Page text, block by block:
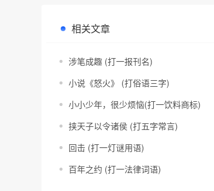
相关文章
涉笔成趣 (打一报刊名)
小说《怒火》 (打俗语三字)
小小少年，很少烦恼(打一饮料商标)
挟天子以令诸侯 (打五字常言)
回击 (打一灯谜用语)
百年之约 (打一法律词语)